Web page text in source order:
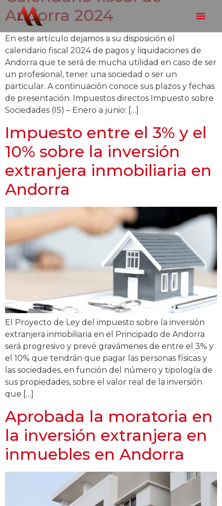
Andorra 2024
En este artículo dejamos a su disposición el
calendario fiscal 2024 de pagos y liquidaciones de
Andorra que te será de mucha utilidad en caso de ser
un profesional, tener una sociedad o ser un
particular. A continuación conoce sus plazos y fechas
de presentación. Impuestos directos Impuesto sobre
Sociedades (IS) – Enero a junio: […]
Impuesto entre el 3% y el
10% sobre la inversión
extranjera inmobiliaria en
Andorra
El Proyecto de Ley del impuesto sobre la inversión
extranjera inmobiliaria en el Principado de Andorra
será progresivo y prevé gravámenes de entre el 3% y
el 10% que tendrán que pagar las personas físicas y
las sociedades, en función del número y tipología de
sus propiedades, sobre el valor real de la inversión
que […]
Aprobada la moratoria en
la inversión extranjera en
inmuebles en Andorra